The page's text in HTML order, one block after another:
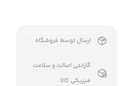
ارسال توسط فروشگاه
گارانتی اصالت و سلامت
فیزیکی کالا